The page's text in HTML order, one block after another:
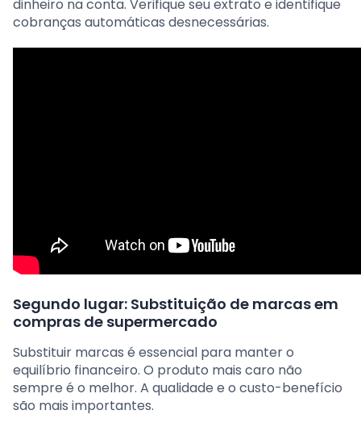
dinheiro na conta. Verifique seu extrato e identifique
cobranças automáticas desnecessárias.
Segundo lugar: Substituição de marcas em
compras de supermercado
Substituir marcas é essencial para manter o
equilíbrio financeiro. O produto mais caro não
sempre é o melhor. A qualidade e o custo-benefício
são mais importantes.